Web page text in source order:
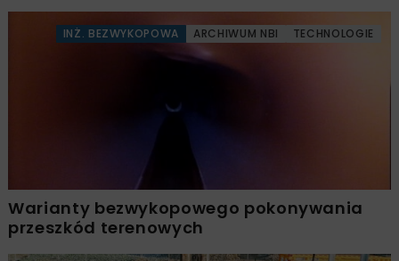
INŻ. BEZWYKOPOWA ARCHIWUM NBI TECHNOLOGIE
Warianty bezwykopowego pokonywania
przeszkód terenowych